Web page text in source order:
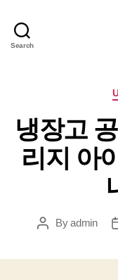
Search
냉장고
리지 아
PostByadmin